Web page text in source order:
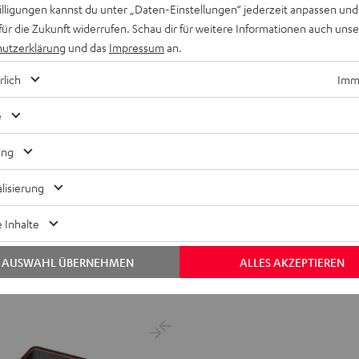
Radios in Europa.
kannst du unter „Daten-Einstellungen“ jederzeit anpassen
die Zukunft widerrufen. Schau dir für weitere Informationen auch
und das Impressum an.
Inhalte
ALLES AKZEPTIEREN
AUSWAHL ÜBERNEHMEN